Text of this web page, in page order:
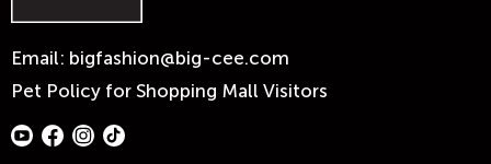
Email: bigfashion@big-cee.com
Pet Policy for Shopping Mall Visitors